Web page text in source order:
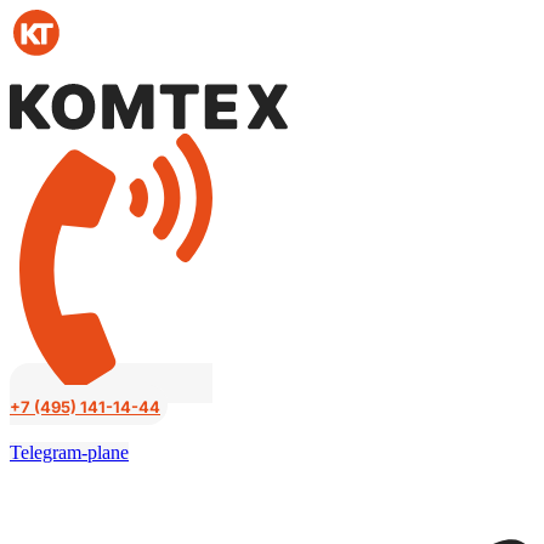
Перейти
к
содержимому
+7 (495) 141-14-44
Telegram-plane